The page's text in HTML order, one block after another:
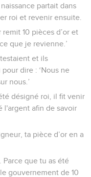
partait dans
roi et revenir ensuite.
10 pièces d’or et
que je revienne.’
et ils
dire : ‘Nous ne
nous.’
désigné roi, il fit venir
l'argent afin de savoir
ta pièce d’or en a
Parce que tu as été
gouvernement de 10